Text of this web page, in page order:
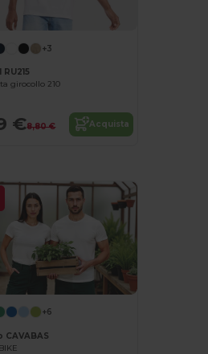
+3
RU215
girocollo 210
€8,80 € Acquista
+6
CAVABAS